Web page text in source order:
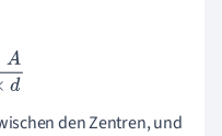
d
den Zentren, und